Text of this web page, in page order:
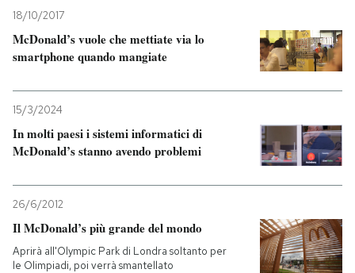
SHOP
CALENDARIO
AREA PERSONALE
Entra
18/10/2017
McDonald’s vuole che mettiate via lo
smartphone quando mangiate
15/3/2024
In molti paesi i sistemi informatici di
McDonald’s stanno avendo problemi
26/6/2012
Il McDonald’s più grande del mondo
Aprirà all'Olympic Park di Londra soltanto per
le Olimpiadi, poi verrà smantellato